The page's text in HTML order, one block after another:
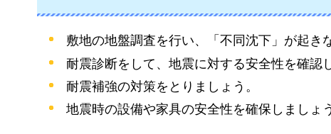
敷地の地盤調査を行い、「不同沈下」が起き
耐震診断をして、地震に対する安全性を確認
耐震補強の対策をとりましょう。
地震時の設備や家具の安全性を確保しましょ